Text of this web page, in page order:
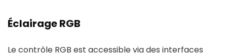
Éclairage RGB
Le contrôle RGB est accessible via des interfaces